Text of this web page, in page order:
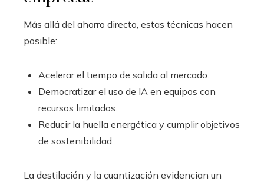
Más allá del ahorro directo, estas técnicas hacen
posible:
Acelerar el tiempo de salida al mercado.
Democratizar el uso de IA en equipos con
recursos limitados.
Reducir la huella energética y cumplir objetivos
de sostenibilidad.
La destilación y la cuantización evidencian un